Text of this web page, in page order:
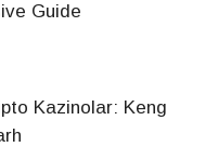
Guide
Kazinolar: Keng